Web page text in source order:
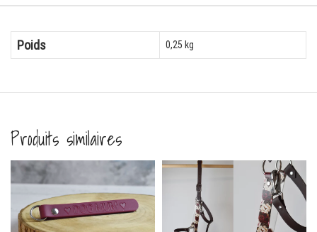
Poids 0,25 kg
Produits similaires
-21%